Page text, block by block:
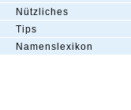
Nützliches
Tips
Namenslexikon